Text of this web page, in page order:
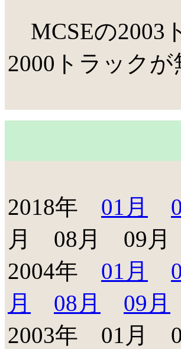
MCSEの2003
2000トラック
2018年 01月
月 08月 09
2004年 01月
月
08月 09月
2003年 01月